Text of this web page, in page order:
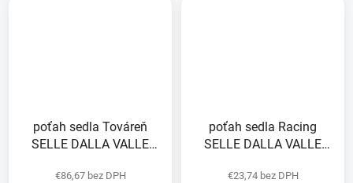
poťah sedla Továreň
SELLE DALLA VALLE
€86,67 bez DPH
poťah sedla Racing
SELLE DALLA VALLE
€23,74 bez DPH